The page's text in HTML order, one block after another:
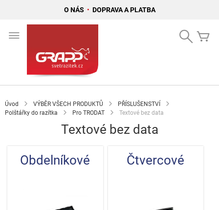
O NÁS • DOPRAVA A PLATBA
Search
Úvod VÝBĚR VŠECH PRODUKTŮ
PŘÍSLUŠENSTVÍ
Polštářky do razítka
Pro TRODAT Textové bez data
Textové bez data
Obdelníkové Čtvercové